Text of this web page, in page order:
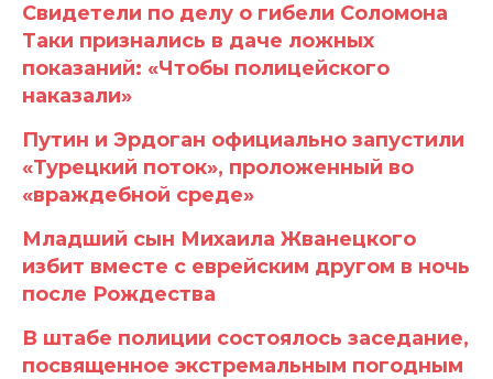
Свидетели по делу о гибели Соломона
Таки признались в даче ложных
показаний: «Чтобы полицейского
наказали»
Путин и Эрдоган официально запустили
«Турецкий поток», проложенный во
«враждебной среде»
Младший сын Михаила Жванецкого
избит вместе с еврейским другом в ночь
после Рождества
В штабе полиции состоялось заседание,
посвященное экстремальным погодным